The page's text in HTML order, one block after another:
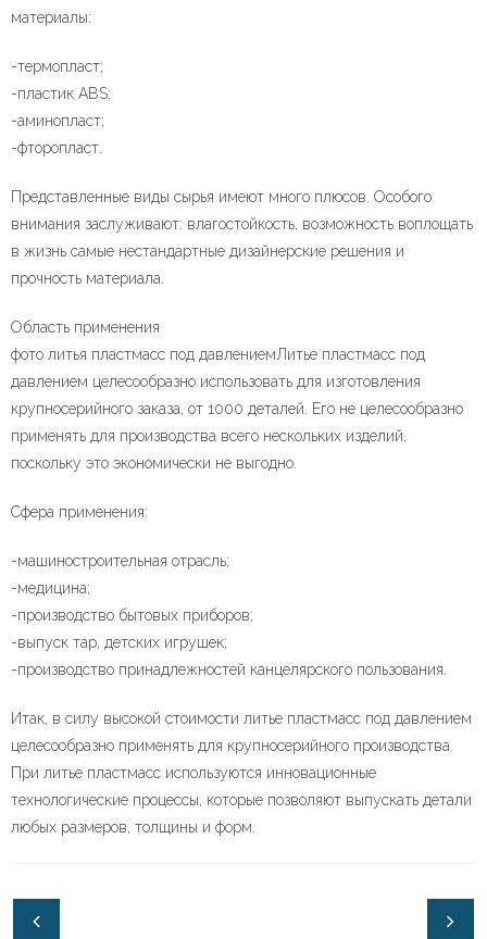
материалы:
-термопласт;
-пластик АBS;
-аминопласт;
-фторопласт.
Представленные виды сырья имеют много плюсов. Особого
внимания заслуживают: влагостойкость, возможность воплощать
в жизнь самые нестандартные дизайнерские решения и
прочность материала.
Область применения
фото литья пластмасс под давлениемЛитье пластмасс под
давлением целесообразно использовать для изготовления
крупносерийного заказа, от 1000 деталей. Его не целесообразно
применять для производства всего нескольких изделий,
поскольку это экономически не выгодно.
Сфера применения:
-машиностроительная отрасль;
-медицина;
-производство бытовых приборов;
-выпуск тар, детских игрушек;
-производство принадлежностей канцелярского пользования.
Итак, в силу высокой стоимости литье пластмасс под давлением
целесообразно применять для крупносерийного производства.
При литье пластмасс используются инновационные
технологические процессы, которые позволяют выпускать детали
любых размеров, толщины и форм.